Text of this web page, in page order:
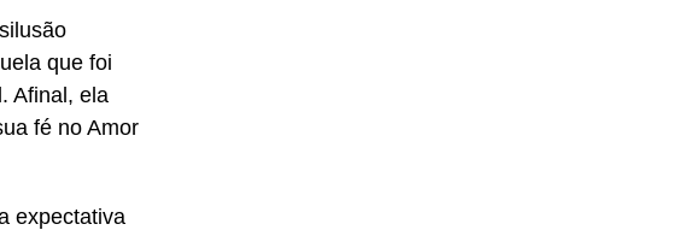
que foi
Afinal, ela
fé no Amor
expectativa